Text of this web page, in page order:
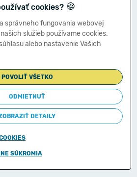
cookies? 🍪
správneho fungovania webovej
služieb používame cookies.
alebo nastavenie Vašich
POVOLIŤ VŠETKO
ODMIETNUŤ
DETAILY
SÚKROMIA
© 2011-2026